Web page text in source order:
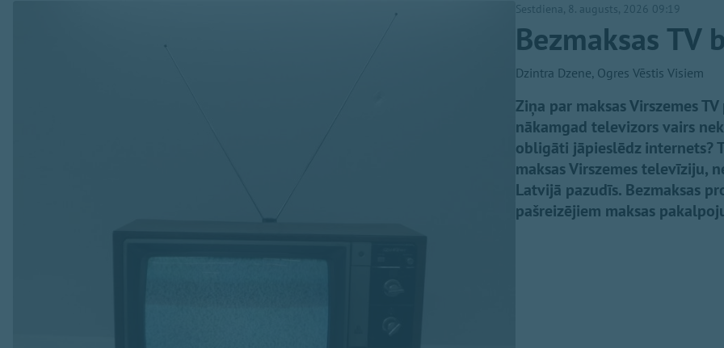
Sestdiena, 8. augusts, 2026 09:19
Bezmaksas TV
Dzintra Dzene, Ogres Vēstis Visiem
Ziņa par maksas Virszemes
nākamgad televizors vairs
obligāti jāpieslēdz internets?
maksas Virszemes televīziju,
Latvijā pazudīs. Bezmaksas
pašreizējiem maksas